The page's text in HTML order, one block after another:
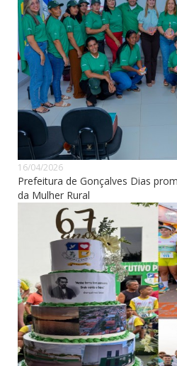
16/04/2026
Prefeitura de Gonçalves Dias
da Mulher Rural